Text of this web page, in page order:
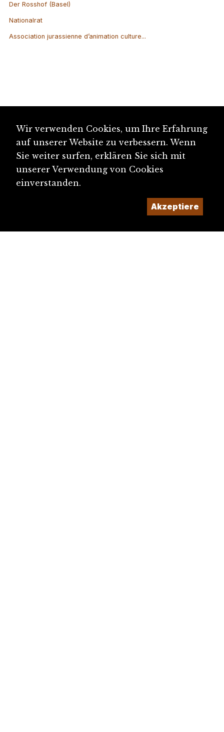
Der Rosshof (Basel)
Nationalrat
Association jurassienne d’animation culture...
Wir verwenden Cookies, um Ihre Erfahrung
auf unserer Website zu verbessern. Wenn
Sie weiter surfen, erklären Sie sich mit
unserer Verwendung von Cookies
einverstanden.
Akzeptiere